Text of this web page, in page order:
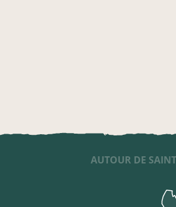
AUTOUR DE